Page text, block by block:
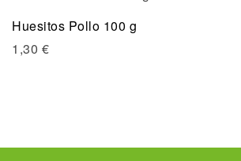
Huesitos Pollo 100 g
1,30 €